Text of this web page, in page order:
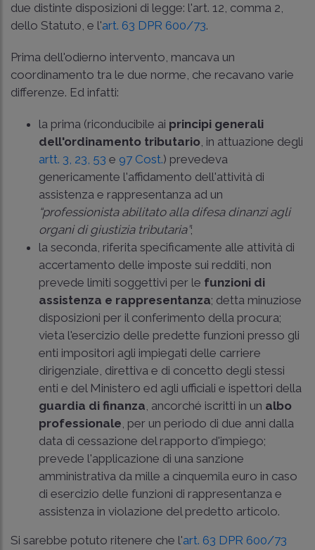
due distinte disposizioni di legge: l'art. 12, comma 2,
dello Statuto, e l'art. 63 DPR 600/73.
Prima dell'odierno intervento, mancava un
coordinamento tra le due norme, che recavano varie
differenze. Ed infatti:
la prima (riconducibile ai principi generali
dell'ordinamento tributario, in attuazione degli
artt. 3, 23, 53 e 97 Cost.) prevedeva
genericamente l'affidamento dell'attività di
assistenza e rappresentanza ad un
“professionista abilitato alla difesa dinanzi agli
organi di giustizia tributaria”;
la seconda, riferita specificamente alle attività di
accertamento delle imposte sui redditi, non
prevede limiti soggettivi per le funzioni di
assistenza e rappresentanza; detta minuziose
disposizioni per il conferimento della procura;
vieta l'esercizio delle predette funzioni presso gli
enti impositori agli impiegati delle carriere
dirigenziale, direttiva e di concetto degli stessi
enti e del Ministero ed agli ufficiali e ispettori della
guardia di finanza, ancorché iscritti in un albo
professionale, per un periodo di due anni dalla
data di cessazione del rapporto d'impiego;
prevede l'applicazione di una sanzione
amministrativa da mille a cinquemila euro in caso
di esercizio delle funzioni di rappresentanza e
assistenza in violazione del predetto articolo.
Si sarebbe potuto ritenere che l'art. 63 DPR 600/73